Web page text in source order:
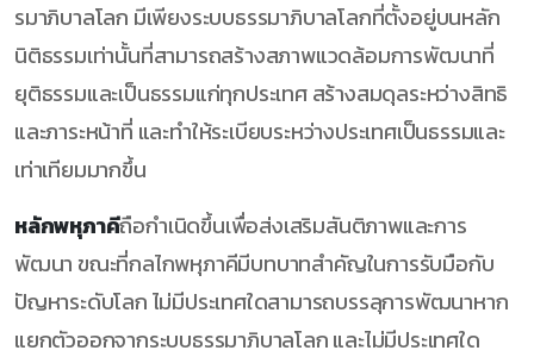
รมาภิบาลโลก มีเพียงระบบธรรมาภิบาลโลกที่ตั้งอยู่บนหลัก
นิติธรรมเท่านั้นที่สามารถสร้างสภาพแวดล้อมการพัฒนาที่
ยุติธรรมและเป็นธรรมแก่ทุกประเทศ สร้างสมดุลระหว่างสิทธิ
และภาระหน้าที่ และทำให้ระเบียบระหว่างประเทศเป็นธรรมและ
เท่าเทียมมากขึ้น
หลักพหุภาคีถือกำเนิดขึ้นเพื่อส่งเสริมสันติภาพและการ
พัฒนา ขณะที่กลไกพหุภาคีมีบทบาทสำคัญในการรับมือกับ
ปัญหาระดับโลก ไม่มีประเทศใดสามารถบรรลุการพัฒนาหาก
แยกตัวออกจากระบบธรรมาภิบาลโลก และไม่มีประเทศใด